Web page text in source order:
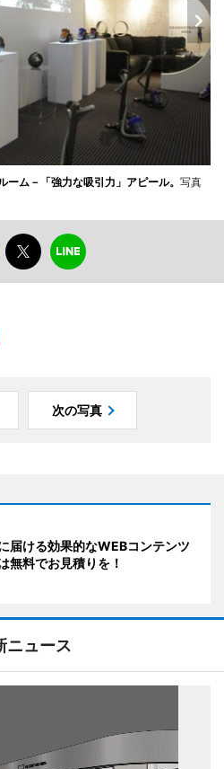
ム－「強力な吸引力」アピール。 写真
次の写真
届ける効果的なWEBコンテンツ
無料でお見積りを！
ニュース